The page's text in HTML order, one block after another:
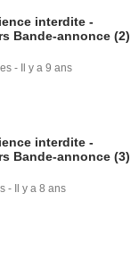
interdite -
Bande-annonce (2)
- Il y a 9 ans
interdite -
Bande-annonce (3)
- Il y a 8 ans